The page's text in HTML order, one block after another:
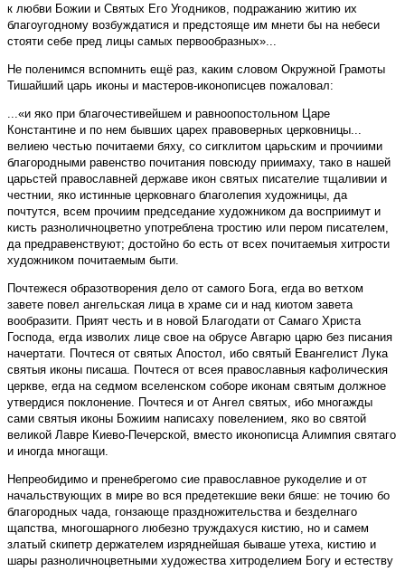
к любви Божии и Святых Его Угодников, подражанию житию их
благоугодному возбуждатися и предстояще им мнети бы на небеси
стояти себе пред лицы самых первообразных»...
Не поленимся вспомнить ещё раз, каким словом Окружной Грамоты
Тишайший царь иконы и мастеров-иконописцев пожаловал:
...«и яко при благочестивейшем и равноопостольном Царе
Константине и по нем бывших царех правоверных церковницы...
велиею честью почитаеми бяху, со сигклитом царьским и прочиими
благородными равенство почитания повсюду приимаху, тако в нашей
царьстей православней державе икон святых писателие тщаливии и
честнии, яко истинные церковнаго благолепия художницы, да
почтутся, всем прочиим председание художником да восприимут и
кисть разноличноцветно употреблена тростию или пером писателем,
да предравенствуют; достойно бо есть от всех почитаемыя хитрости
художником почитаемым быти.
Почтежеся образотворения дело от самого Бога, егда во ветхом
завете повел ангельская лица в храме си и над киотом завета
вообразити. Прият честь и в новой Благодати от Самаго Христа
Господа, егда изволих лице свое на обрусе Авгарю царю без писания
начертати. Почтеся от святых Апостол, ибо святый Евангелист Лука
святыя иконы писаша. Почтеся от всея православныя кафолическия
церкве, егда на седмом вселенском соборе иконам святым должное
утвердися поклонение. Почтеся и от Ангел святых, ибо многажды
сами святыя иконы Божиим написаху повелением, яко во святой
великой Лавре Киево-Печерской, вместо иконописца Алимпия святаго
и иногда многащи.
Непреобидимо и пренебрегомо сие православное рукоделие и от
начальствующих в мире во вся предетекшие веки бяше: не точию бо
благородных чада, гонзающе праздножительства и безделнаго
щапства, многошарного любезно труждахуся кистию, но и самем
златый скипетр держателем изряднейшая бываше утеха, кистию и
шары разноличноцветными художества хитроделием Богу и естеству